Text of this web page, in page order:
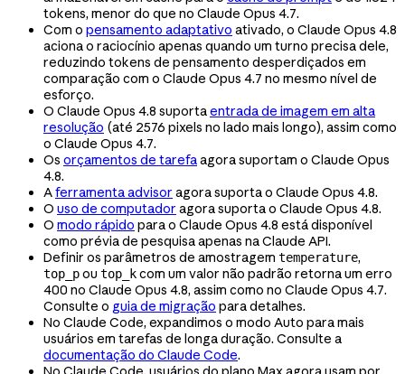
tokens, menor do que no Claude Opus 4.7.
Com o pensamento adaptativo ativado, o Claude Opus 4.8
aciona o raciocínio apenas quando um turno precisa dele,
reduzindo tokens de pensamento desperdiçados em
comparação com o Claude Opus 4.7 no mesmo nível de
esforço.
O Claude Opus 4.8 suportaentrada de imagem em alta
resolução (até 2576 pixels no lado mais longo), assim como
o Claude Opus 4.7.
Os orçamentos de tarefaagora suportam o Claude Opus
4.8.
Aferramenta advisor agora suporta o Claude Opus 4.8.
O uso de computador agora suporta o Claude Opus 4.8.
O modo rápido para o Claude Opus 4.8 está disponível
como prévia de pesquisa apenas na Claude API.
Definir os parâmetros de amostragem temperature,
top_pou top_kcom um valor não padrão retorna um erro
400 no Claude Opus 4.8, assim como no Claude Opus 4.7.
Consulte o guia de migração para detalhes.
No Claude Code, expandimos o modo Auto para mais
usuários em tarefas de longa duração. Consulte a
documentação do Claude Code.